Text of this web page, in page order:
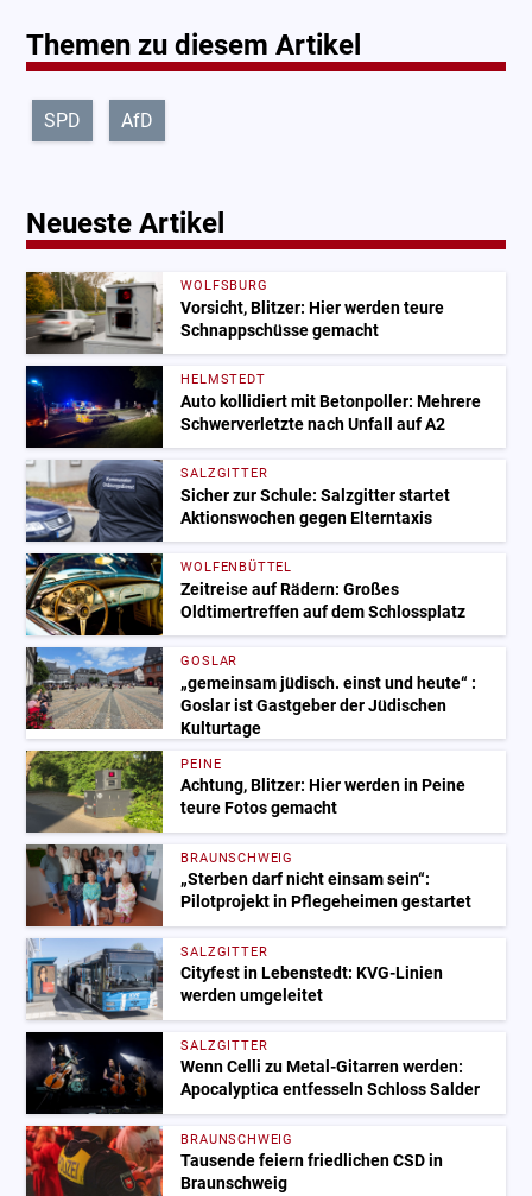
Themen zu diesem Artikel
SPD AfD
Neueste Artikel
WOLFSBURG
Vorsicht, Blitzer: Hier werden teure
Schnappschüsse gemacht
HELMSTEDT
Auto kollidiert mit Betonpoller: Mehrere
Schwerverletzte nach Unfall auf A2
SALZGITTER
Sicher zur Schule: Salzgitter startet
Aktionswochen gegen Elterntaxis
WOLFENBÜTTEL
Zeitreise auf Rädern: Großes
Oldtimertreffen auf dem Schlossplatz
GOSLAR
„gemeinsam jüdisch. einst und heute“ :
Goslar ist Gastgeber der Jüdischen
Kulturtage
PEINE
Achtung, Blitzer: Hier werden in Peine
teure Fotos gemacht
BRAUNSCHWEIG
„Sterben darf nicht einsam sein“:
Pilotprojekt in Pflegeheimen gestartet
SALZGITTER
Cityfest in Lebenstedt: KVG-Linien
werden umgeleitet
SALZGITTER
Wenn Celli zu Metal-Gitarren werden:
Apocalyptica entfesseln Schloss Salder
BRAUNSCHWEIG
Tausende feiern friedlichen CSD in
Braunschweig